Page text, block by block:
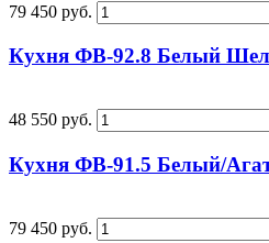
79 450 руб.
Кухня ФВ-92.8 Белый
48 550 руб.
Кухня ФВ-91.5 Белый/
79 450 руб.